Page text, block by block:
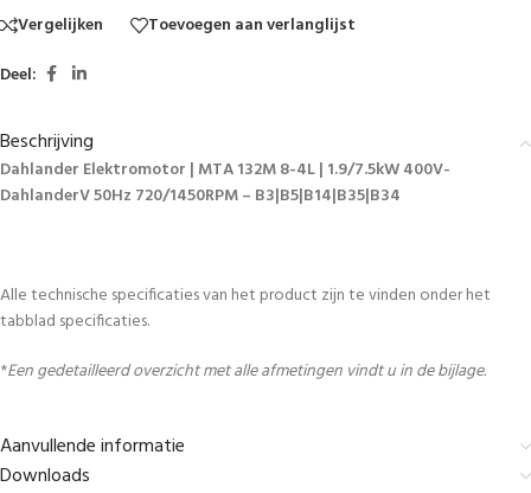
Vergelijken
Toevoegen aan verlanglijst
Deel:
Beschrijving
Dahlander Elektromotor | MTA 132M 8-4L | 1.9/7.5kW 400V-
DahlanderV 50Hz 720/1450RPM – B3|B5|B14|B35|B34
Alle technische specificaties van het product zijn te vinden onder het
tabblad specificaties.
*Een gedetailleerd overzicht met alle afmetingen vindt u in de bijlage.
Aanvullende informatie
Downloads